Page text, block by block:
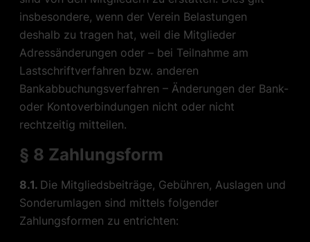
insbesondere, wenn der Verein Belastungen
deshalb zu tragen hat, weil die Mitglieder
Adressänderungen oder – bei Teilnahme am
Lastschriftverfahren bzw. anderen
Bankabbuchungsverfahren – Änderungen der Bank-
oder Kontoverbindungen nicht oder nicht
rechtzeitig mitteilen.
§ 8 Zahlungsform
8.1. Die Mitgliedsbeiträge, Gebühren, Auslagen und
Sonderumlagen sind mittels folgender
Zahlungsformen zu entrichten: